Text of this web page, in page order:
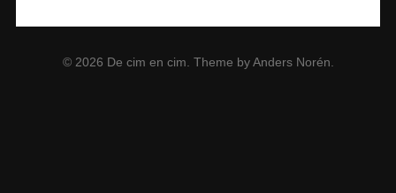
© 2026 De cim en cim. Theme byAnders Norén.